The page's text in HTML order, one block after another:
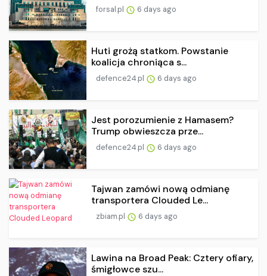
forsal.pl 6 days ago
Huti grożą statkom. Powstanie
koalicja chroniąca s...
defence24.pl 6 days ago
Jest porozumienie z Hamasem?
Trump obwieszcza prze...
defence24.pl 6 days ago
Tajwan zamówi nową odmianę
transportera Clouded Le...
zbiam.pl 6 days ago
Lawina na Broad Peak: Cztery ofiary,
śmigłowce szu...